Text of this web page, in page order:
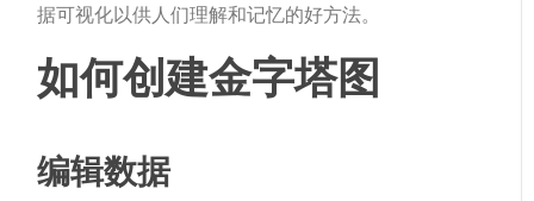
据可视化以供人们理解和记忆的好方法。
如何创建金字塔图
编辑数据